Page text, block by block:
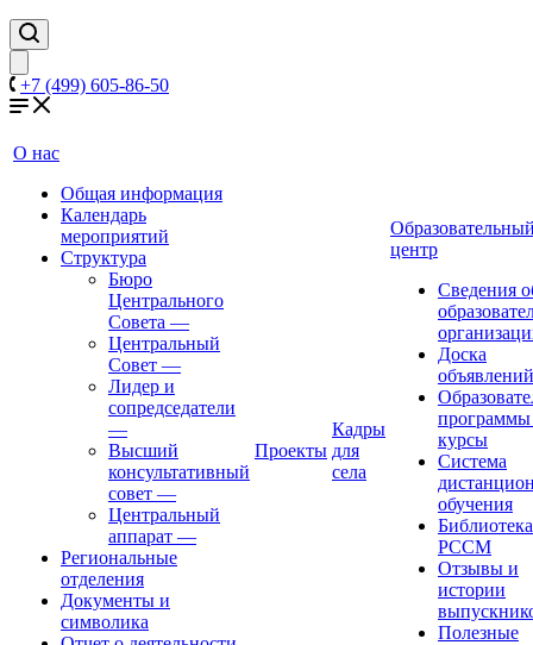
+7 (499) 605-86-50
О нас
Общая информация
Календарь
мероприятий
Структура
Бюро
Центрального
Совета —
Центральный
Совет —
Лидер и
сопредседатели
—
Высший
консультативный
совет —
Центральный
аппарат —
Региональные
отделения
Документы и
символика
Проекты
Кадры
для
села
центр
Сведения
Доска
объявлений
курсы
Система
обучения
Библиотека
РССМ
Отзывы и
истории
Полезные